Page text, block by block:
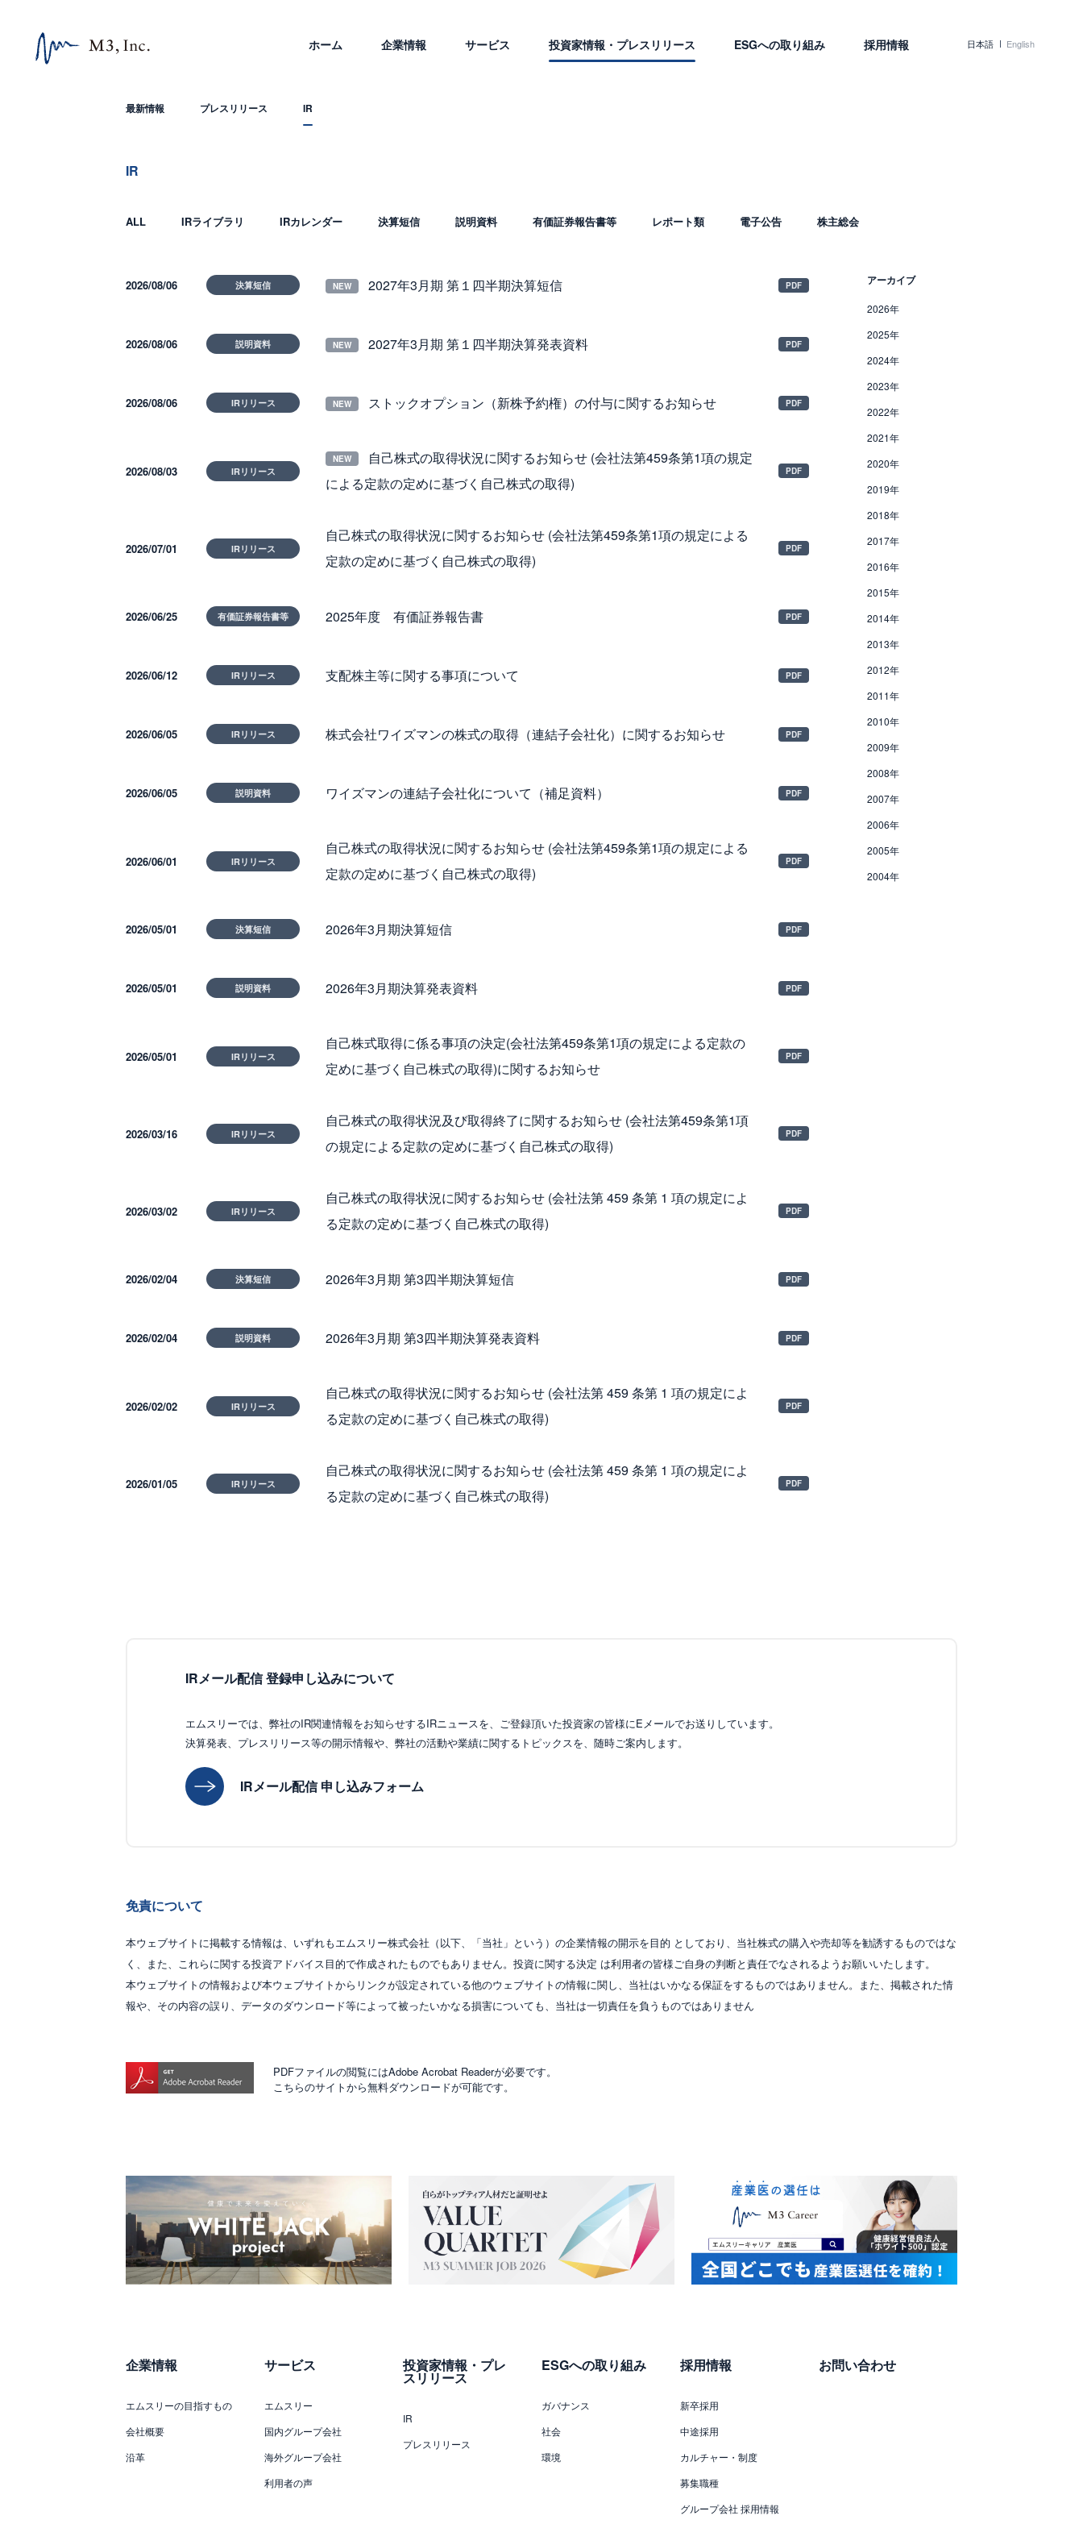
ホーム 企業情報 サービス 投資家情報・プレスリリース ESGへの取り組み 採用情報 日本語 English
最新情報 プレスリリース IR
IR
ALL IRライブラリ IRカレンダー 決算短信 説明資料 有価証券報告書等 レポート類 電子公告 株主総会
2026/08/06 決算短信 2027年3月期 第１四半期決算短信
2026/08/06 説明資料 2027年3月期 第１四半期決算発表資料
2026/08/06 IRリリース ストックオプション（新株予約権）の付与に関するお知らせ
2026/08/03 IRリリース
自己株式の取得状況に関するお知らせ (会社法第459条第1項の規定
による定款の定めに基づく自己株式の取得)
2026/07/01 IRリリース
自己株式の取得状況に関するお知らせ (会社法第459条第1項の規定による
定款の定めに基づく自己株式の取得)
2026/06/25 有価証券報告書等 2025年度 有価証券報告書
2026/06/12 IRリリース 支配株主等に関する事項について
2026/06/05 IRリリース 株式会社ワイズマンの株式の取得（連結子会社化）に関するお知らせ
2026/06/05 説明資料 ワイズマンの連結子会社化について（補足資料）
2026/06/01 IRリリース
自己株式の取得状況に関するお知らせ (会社法第459条第1項の規定による
定款の定めに基づく自己株式の取得)
2026/05/01 決算短信 2026年3月期決算短信
2026/05/01 説明資料 2026年3月期決算発表資料
2026/05/01 IRリリース
自己株式取得に係る事項の決定(会社法第459条第1項の規定による定款の
定めに基づく自己株式の取得)に関するお知らせ
2026/03/16 IRリリース
自己株式の取得状況及び取得終了に関するお知らせ (会社法第459条第1項
の規定による定款の定めに基づく自己株式の取得)
2026/03/02 IRリリース
自己株式の取得状況に関するお知らせ (会社法第 459 条第 1 項の規定によ
る定款の定めに基づく自己株式の取得)
2026/02/04 決算短信 2026年3月期 第3四半期決算短信
2026/02/04 説明資料 2026年3月期 第3四半期決算発表資料
2026/02/02 IRリリース
自己株式の取得状況に関するお知らせ (会社法第 459 条第 1 項の規定によ
る定款の定めに基づく自己株式の取得)
2026/01/05 IRリリース
自己株式の取得状況に関するお知らせ (会社法第 459 条第 1 項の規定によ
る定款の定めに基づく自己株式の取得)
アーカイブ
2026年
2025年
2024年
2023年
2022年
2021年
2020年
2019年
2018年
2017年
2016年
2015年
2014年
2013年
2012年
2011年
2010年
2009年
2008年
2007年
2006年
2005年
2004年
IRメール配信 登録申し込みについて
エムスリーでは、弊社のIR関連情報をお知らせするIRニュースを、ご登録頂いた投資家の皆様にEメールでお送りしています。
決算発表、プレスリリース等の開示情報や、弊社の活動や業績に関するトピックスを、随時ご案内します。
IRメール配信 申し込みフォーム
免責について
本ウェブサイトに掲載する情報は、いずれもエムスリー株式会社（以下、「当社」という）の企業情報の開示を目的 としており、当社株式の購入や売却等を勧誘するものではな
く、また、これらに関する投資アドバイス目的で作成されたものでもありません。投資に関する決定 は利用者の皆様ご自身の判断と責任でなされるようお願いいたします。
本ウェブサイトの情報および本ウェブサイトからリンクが設定されている他のウェブサイトの情報に関し、当社はいかなる保証をするものではありません。また、掲載された情
報や、その内容の誤り、データのダウンロード等によって被ったいかなる損害についても、当社は一切責任を負うものではありません
PDFファイルの閲覧にはAdobe Acrobat Readerが必要です。
こちらのサイトから無料ダウンロードが可能です。
企業情報
エムスリーの目指すもの
会社概要
沿革
サービス
エムスリー
国内グループ会社
海外グループ会社
利用者の声
投資家情報・プレ
スリリース
IR
プレスリリース
ESGへの取り組み
ガバナンス
社会
環境
採用情報
新卒採用
中途採用
カルチャー・制度
募集職種
グループ会社 採用情報
お問い合わせ